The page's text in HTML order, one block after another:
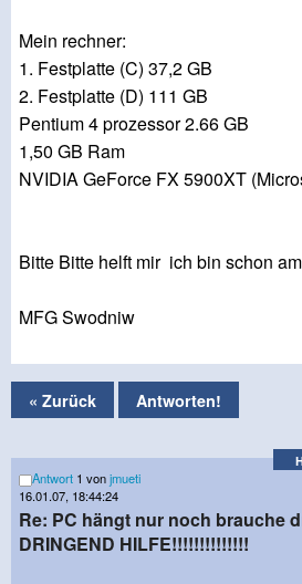
Mein rechner:
1. Festplatte (C) 37,2 GB
2. Festplatte (D) 111 GB
Pentium 4 prozessor 2.66 GB
1,50 GB Ram
NVIDIA GeForce FX 5900XT
Bitte Bitte helft mir ich bin schon
MFG Swodniw
« Zurück Antworten!
Antwort 1 vonjmueti
16.01.07, 18:44:24
Re: PC hängt nur noch brauche
DRINGEND HILFE!!!!!!!!!!!!!!